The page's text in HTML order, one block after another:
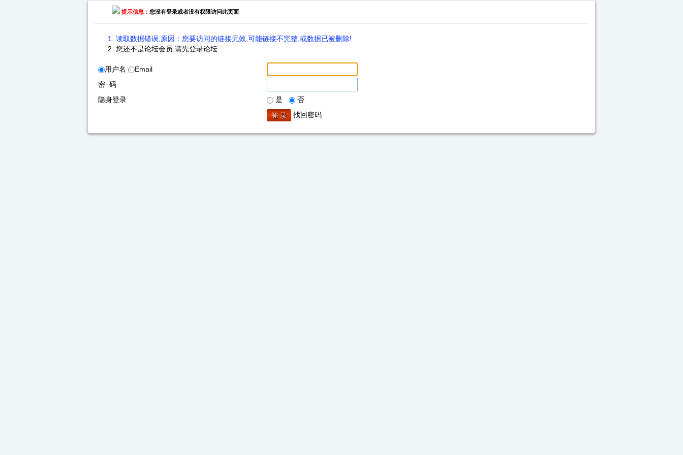
提示信息： 您没有登录或者没有权限访问此页面
读取数据错误,原因：您要访问的链接无效,可能链接不完整,或数据已被删除!
您还不是论坛会员,请先登录论坛
用户名
Email
密 码
隐身登录
是
否
找回密码